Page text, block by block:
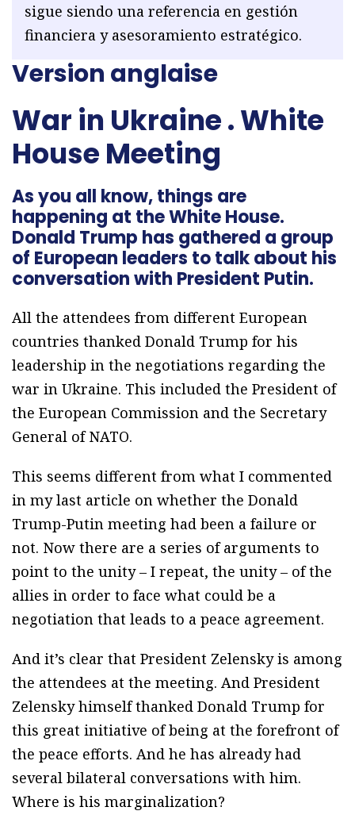
sigue siendo una referencia en gestión
financiera y asesoramiento estratégico.
Version anglaise
War in Ukraine.White
House Meeting
As you all know, things are
happening at the White House.
Donald Trump has gathered a group
of European leaders to talk about his
conversation with President Putin.
All the attendees from different European
countries thanked Donald Trump for his
leadership in the negotiations regarding the
war in Ukraine. This included the President of
the European Commission and the Secretary
General of NATO.
This seems different from what I commented
in my last article on whether the Donald
Trump-Putin meeting had been a failure or
not. Now there are a series of arguments to
point to the unity – I repeat, the unity – of the
allies in order to face what could be a
negotiation that leads to a peace agreement.
And it’s clear that President Zelensky is among
the attendees at the meeting. And President
Zelensky himself thanked Donald Trump for
this great initiative of being at the forefront of
the peace efforts. And he has already had
several bilateral conversations with him.
Where is his marginalization?